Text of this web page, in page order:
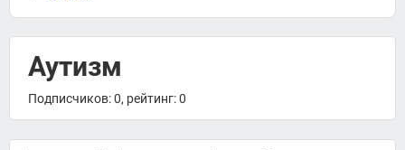
Аутизм
Подписчиков: 0, рейтинг: 0